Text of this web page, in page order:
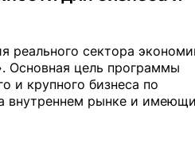
реального сектора
Основная цель программы
и крупного бизнеса по
внутреннем рынке и